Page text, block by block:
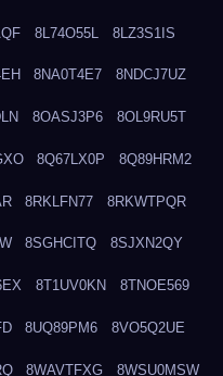
8L74O55L 8LZ3S1IS
8NA0T4E7 8NDCJ7UZ
8OASJ3P6 8OL9RU5T
8Q67LX0P 8Q89HRM2
8RKLFN77 8RKWTPQR
8SGHCITQ 8SJXN2QY
8T1UV0KN 8TNOE569
8UQ89PM6 8VO5Q2UE
8WAVTFXG 8WSU0MSW